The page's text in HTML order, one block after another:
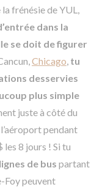
la frénésie de YUL,
dans la
se doit de figurer
Chicago, tu
desservies
plus simple
juste à côté du
pendant
8 jours ! Si tu
de bus partant
Foy peuvent